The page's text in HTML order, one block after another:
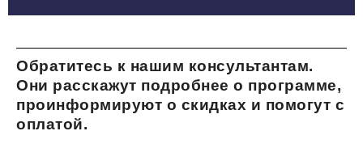
Обратитесь к нашим консультантам.
Они расскажут подробнее о программе,
проинформируют о скидках и помогут с
оплатой.